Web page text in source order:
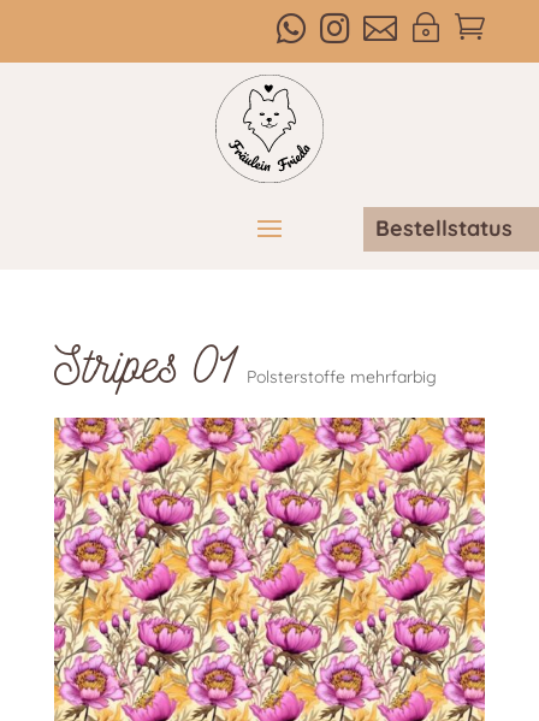

~



Bestellstatus
Stripes 01 Polsterstoffe mehrfarbig